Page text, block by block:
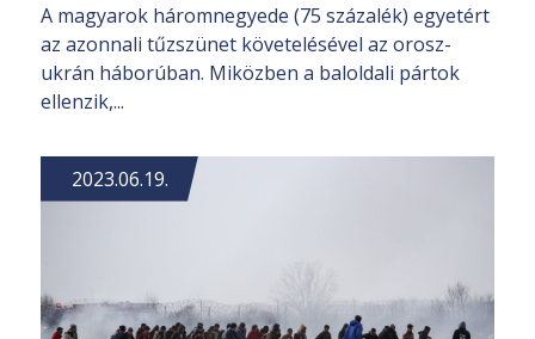
A magyarok háromnegyede (75 százalék) egyetért
az azonnali tűzszünet követelésével az orosz-
ukrán háborúban. Miközben a baloldali pártok
ellenzik,...
2023.06.19.